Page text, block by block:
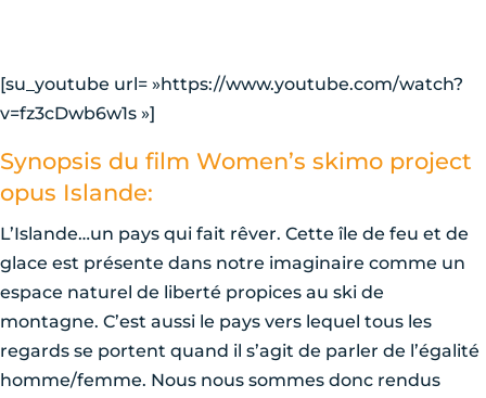
[su_youtube url= »https://www.youtube.com/watch?
v=fz3cDwb6w1s »]
Synopsis du film Women’s skimo project
opus Islande:
L’Islande…un pays qui fait rêver. Cette île de feu et de
glace est présente dans notre imaginaire comme un
espace naturel de liberté propices au ski de
montagne. C’est aussi le pays vers lequel tous les
regards se portent quand il s’agit de parler de l’égalité
homme/femme. Nous nous sommes donc rendus